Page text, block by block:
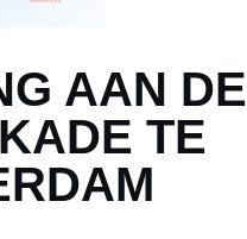
AAN DE
TE